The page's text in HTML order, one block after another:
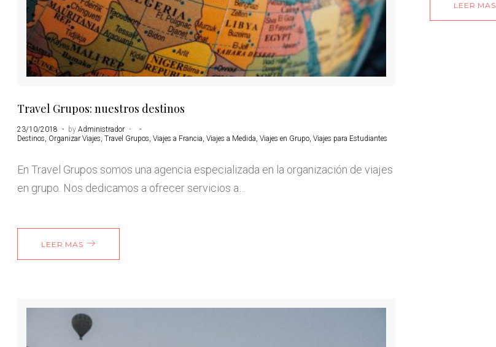
Travel Grupos: nuestros destinos
23/10/2018 by Administrador
Destinos, Organizar Viajes, Travel Grupos, Viajes a Francia, Viajes a Medida, Viajes en Grupo, Viajes para Estudiantes
En Travel Grupos somos una agencia especializada en la organización de viajes
en grupo. Nos dedicamos a ofrecer servicios a…
LEER MAS
LEER MAS